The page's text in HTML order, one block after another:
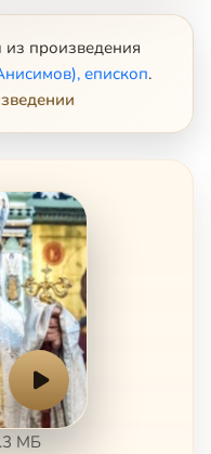
произведения
епископ.
МБ